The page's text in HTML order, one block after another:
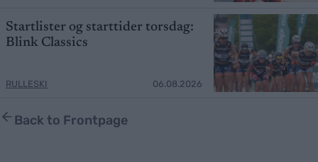
Startlister og starttider torsdag:
Blink Classics
RULLESKI 06.08.2026
Back to Frontpage